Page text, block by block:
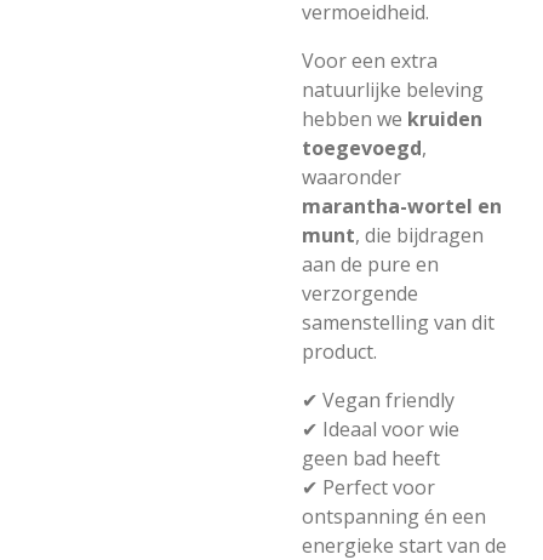
vermoeidheid.
Voor een extra
natuurlijke beleving
hebben we kruiden
toegevoegd,
waaronder
marantha-wortel en
munt, die bijdragen
aan de pure en
verzorgende
samenstelling van dit
product.
✔ Vegan friendly
✔ Ideaal voor wie
geen bad heeft
✔ Perfect voor
ontspanning én een
energieke start van de